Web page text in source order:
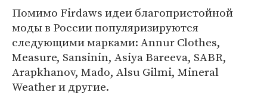
Помимо Firdaws идеи благопристойной
моды в России популяризируются
следующими марками: Annur Clothes,
Measure, Sansinin, Asiya Bareeva, SABR,
Arapkhanov, Mado, Alsu Gilmi, Mineral
Weather и другие.